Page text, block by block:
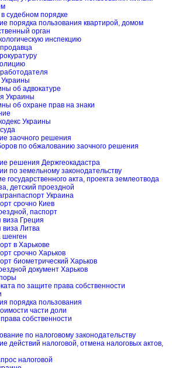
судебном порядке
порядка пользования квартирой, домом
орган
инспекцию
Украины
об адвокатуре
Украины
об охране прав на знаки
Украины
заочного решения
по обжалованию заочного решения
решения Держгеокадастра
по земельному законодательству
государственного акта, проекта землеотвода
детский проездной
Украина
срочно Киев
паспорт
виза Греция
виза Литва
шенген
в Харькове
срочно Харьков
биометрический Харьков
документ Харьков
по защите права собственности
порядка пользования
части доли
собственности
по налоговому законодательству
действий налоговой, отмена налоговых актов,
налоговой